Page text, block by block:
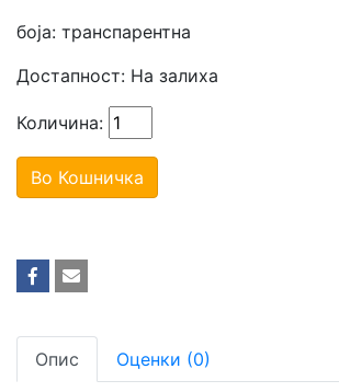
боја: транспарентна
Достапност: На залиха
Количина:
Во Кошничка
Опис Оценки (0)